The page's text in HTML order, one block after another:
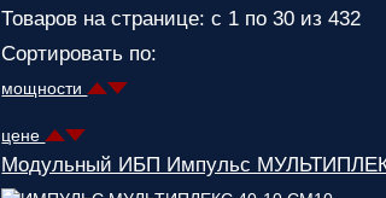
Товаров на странице: с 1 по 30 из 432
Сортировать по:
мощности
цене
Модульный ИБП Импульс